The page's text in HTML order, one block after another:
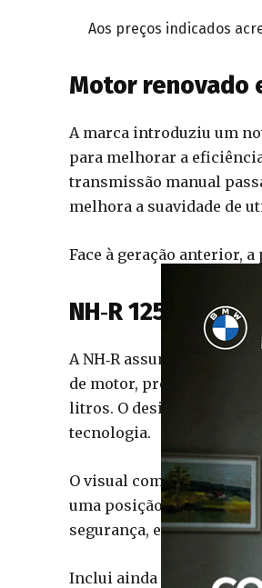
Aos preços indicados
Motor renovado
A marca introduziu um
para melhorar a
transmissão manual
melhora a suavidade de
Face à geração anterior,
NH‑R 125: a
A NH‑R assume uma
de motor, protetores de
litros. O design frontal,
tecnologia.
O visual com influência
uma posição de
segurança, enquanto o
Inclui ainda carregamento